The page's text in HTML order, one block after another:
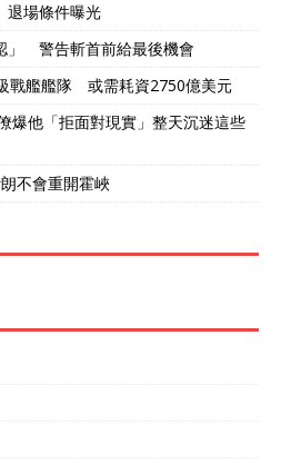
場條件曝光
」 警告斬首前給最後機會
戰艦艦隊 或需耗資2750億美元
爆他「拒面對現實」整天沉迷這些
不會重開霍峽